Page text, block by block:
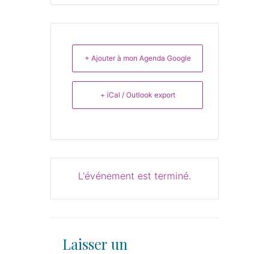
+ Ajouter à mon Agenda Google
+ iCal / Outlook export
L'événement est terminé.
Laisser un